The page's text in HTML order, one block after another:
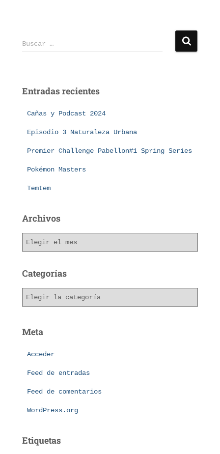
Buscar …
Entradas recientes
Cañas y Podcast 2024
Episodio 3 Naturaleza Urbana
Premier Challenge Pabellon#1 Spring Series
Pokémon Masters
Temtem
Archivos
Categorías
Meta
Acceder
Feed de entradas
Feed de comentarios
WordPress.org
Etiquetas